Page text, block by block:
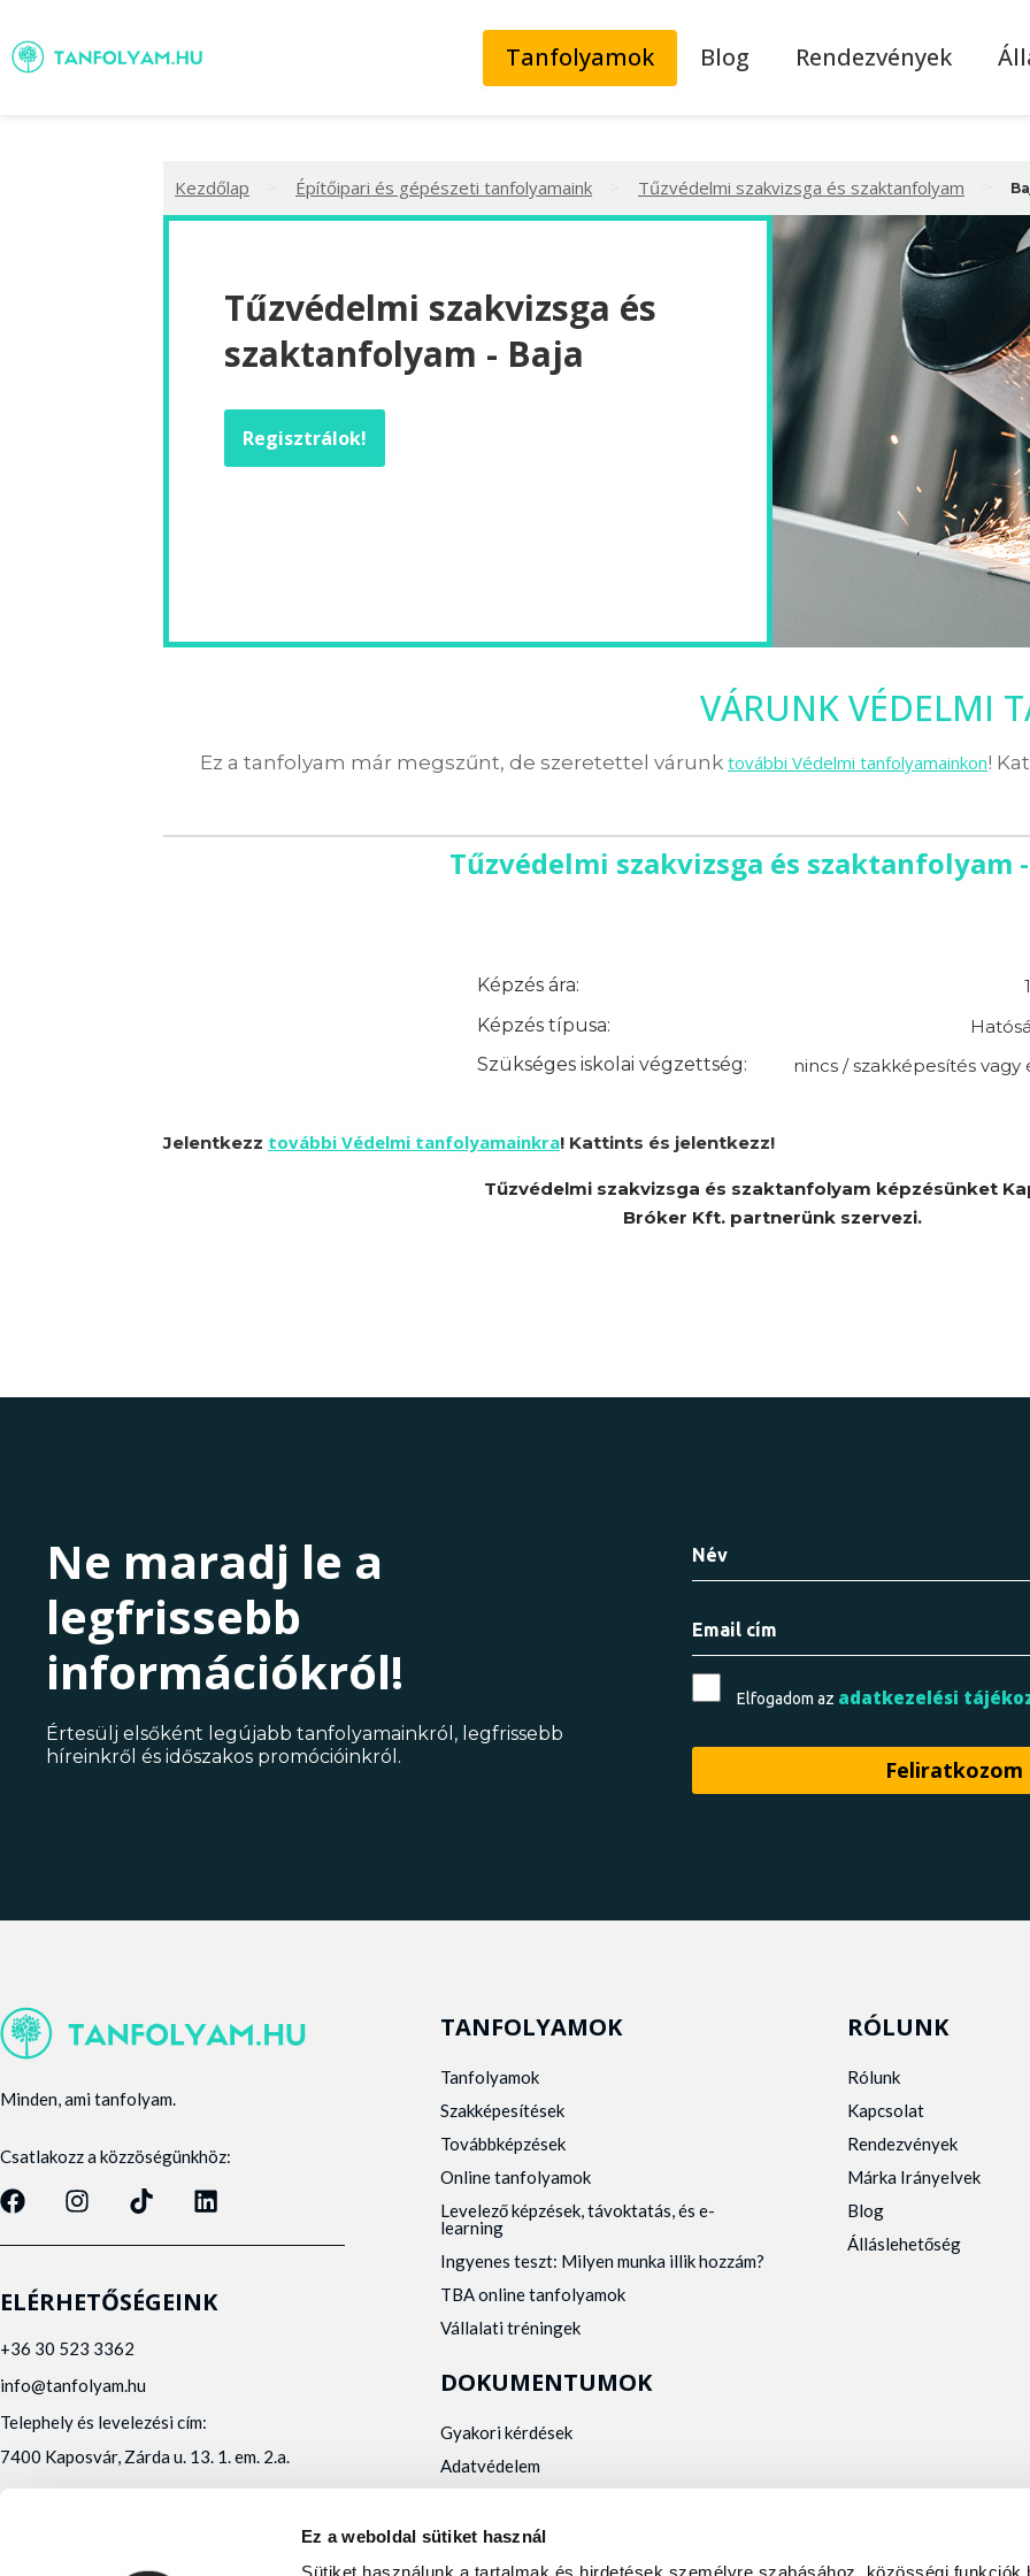
Ez a weboldal sütiket használ
Sütiket használunk a tartalmak és hirdetések személyre szabásához, közösségi funkciók
Tanfolyamok Blog Rendezvények
Kezdőlap Építőipari és gépészeti tanfolyamaink Tűzvédelmi szakvizsga és szaktanfolyam
Tűzvédelmi szakvizsga és
szaktanfolyam - Baja
Regisztrálok!
VÁRUNK VÉDELMI
Ez a tanfolyam már megszűnt, de szeretettel várunk további Védelmi tanfolyamainkon!
Tűzvédelmi szakvizsga és szaktanfolyam
Képzés ára:
Képzés típusa:
Szükséges iskolai végzettség:
nincs / szakképesítés vagy
Jelentkezz további Védelmi tanfolyamainkra! Kattints és jelentkezz!
Tűzvédelmi szakvizsga és szaktanfolyam képzésünket
Bróker Kft. partnerünk szervezi.
Ne maradj le a
legfrissebb
információkról!
Értesülj elsőként legújabb tanfolyamainkról, legfrissebb
híreinkről és időszakos promócióinkról.
Elfogadom az adatkezelési
Minden, ami tanfolyam.
Csatlakozz a közzöségünkhöz:
ELÉRHETŐSÉGEINK
+36 30 523 3362
info@tanfolyam.hu
Telephely és levelezési cím:
7400 Kaposvár, Zárda u. 13. 1. em. 2.a.
TANFOLYAMOK
Tanfolyamok
Szakképesítések
Továbbképzések
Online tanfolyamok
Levelező képzések, távoktatás, és e-
learning
Ingyenes teszt: Milyen munka illik hozzám?
TBA online tanfolyamok
Vállalati tréningek
DOKUMENTUMOK
Gyakori kérdések
Adatvédelem
Orvosi alkalmassági
RÓLUNK
Rólunk
Kapcsolat
Rendezvények
Márka Irányelvek
Blog
Álláslehetőség